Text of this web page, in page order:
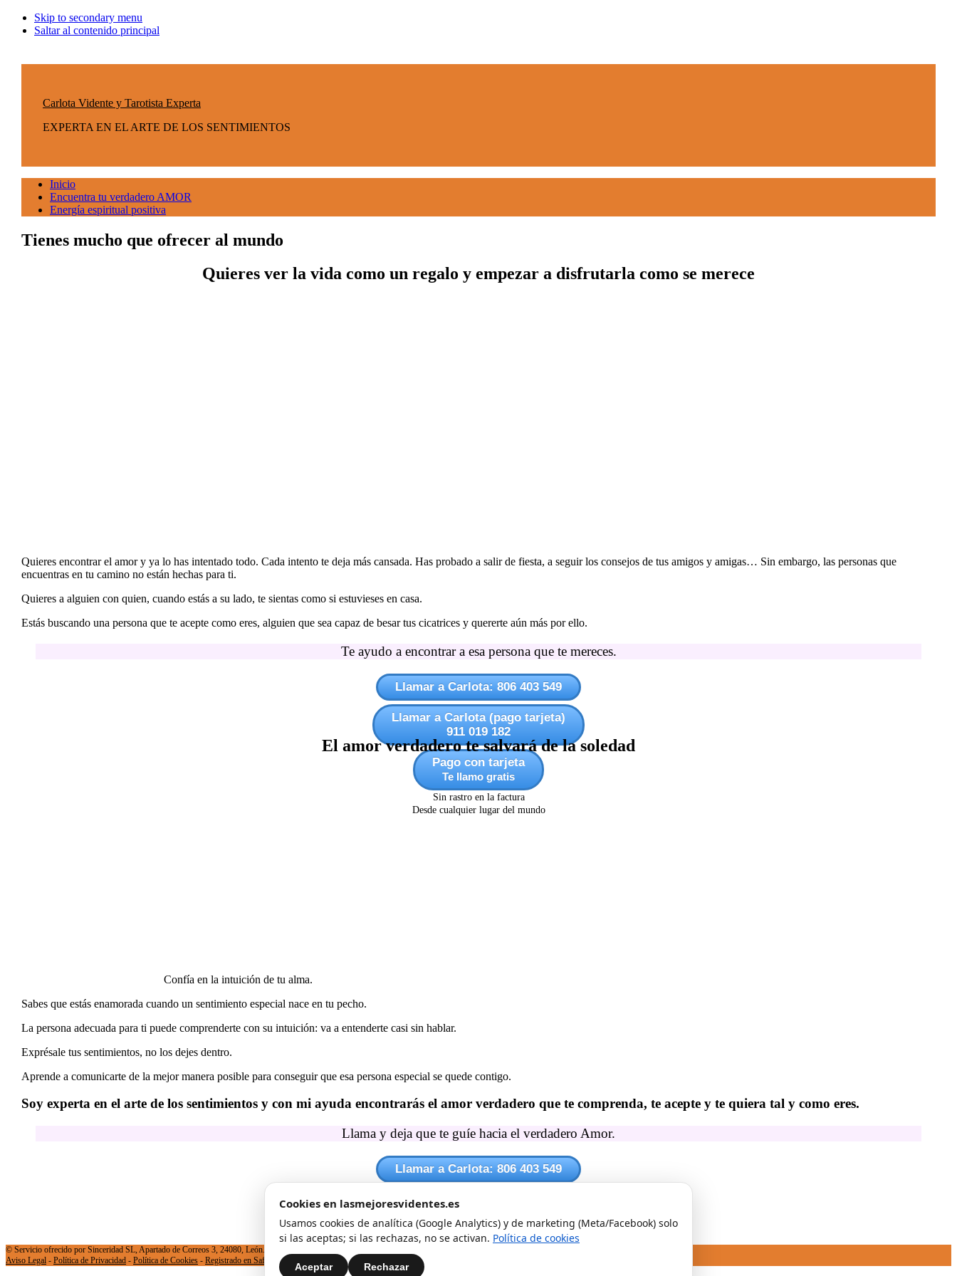
Skip to secondary menu
Saltar al contenido principal
Carlota Vidente y Tarotista Experta
EXPERTA EN EL ARTE DE LOS SENTIMIENTOS
Inicio
Encuentra tu verdadero AMOR
Energía espiritual positiva
Tienes mucho que ofrecer al mundo
Quieres ver la vida como un regalo y empezar a disfrutarla como se merece
Quieres encontrar el amor y ya lo has intentado todo. Cada intento te deja más cansada. Has probado a salir de fiesta, a seguir los consejos de tus amigos y amigas… Sin embargo, las personas que
encuentras en tu camino no están hechas para ti.
Quieres a alguien con quien, cuando estás a su lado, te sientas como si estuvieses en casa.
Estás buscando una persona que te acepte como eres, alguien que sea capaz de besar tus cicatrices y quererte aún más por ello.
Te ayudo a encontrar a esa persona que te mereces.
Llamar a Carlota: 806 403 549
Llamar a Carlota (pago tarjeta)
911 019 182
Pago con tarjeta
Te llamo gratis
Sin rastro en la factura
Desde cualquier lugar del mundo
El amor verdadero te salvará de la soledad
Confía en la intuición de tu alma.
Sabes que estás enamorada cuando un sentimiento especial nace en tu pecho.
La persona adecuada para ti puede comprenderte con su intuición: va a entenderte casi sin hablar.
Exprésale tus sentimientos, no los dejes dentro.
Aprende a comunicarte de la mejor manera posible para conseguir que esa persona especial se quede contigo.
Soy experta en el arte de los sentimientos y con mi ayuda encontrarás el amor verdadero que te comprenda, te acepte y te quiera tal y como eres.
Llama y deja que te guíe hacia el verdadero Amor.
Llamar a Carlota: 806 403 549
Llamar a Carlota (pago tarjeta)
Pago con tarjeta
© Servicio ofrecido por Sinceridad SL, Apartado de Correos 3, 24080, León. Precio Máx. €/min 1,21 Red Fija y 1,57 Red Móvil. IVA Incluido. Mayores de 18 años.
Aviso Legal - Política de Privacidad - Política de Cookies - Registrado en Safe Creative
Cookies en lasmejoresvidentes.es
Usamos cookies de analítica (Google Analytics) y de marketing (Meta/Facebook) solo
si las aceptas; si las rechazas, no se activan. Política de cookies
Aceptar Rechazar